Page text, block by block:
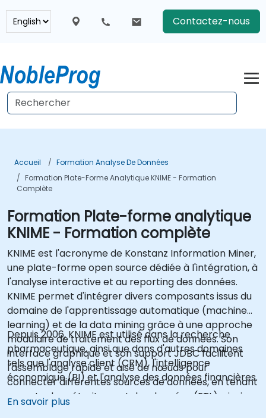
Contactez-nous
Accueil
Formation Analyse De Données
Formation Plate-Forme Analytique KNIME - Formation
Complète
Formation Plate-forme analytique
KNIME - Formation complète
KNIME est l'acronyme de Konstanz Information Miner,
une plate-forme open source dédiée à l'intégration, à
l'analyse interactive et au reporting des données.
KNIME permet d'intégrer divers composants issus du
domaine de l'apprentissage automatique (machine
learning) et de la data mining grâce à une approche
modulaire de traitement des flux de données. Son
interface graphique et son support JDBC facilitent
l'assemblage rapide et aisé de nœuds pour
connecter différentes sources de données, en tenant
compte du prétraitement des données (ETL), ainsi
que du modélisation, de l'analyse et de la visualisation,
Depuis 2006, KNIME est utilisé dans la recherche
pharmaceutique, ainsi que dans d'autres domaines
tels que l'analyse client (CRM), l'intelligence
économique (BI) et l'analyse des données financières.
En savoir plus